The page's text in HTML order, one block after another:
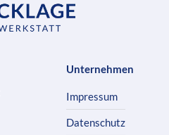
Unternehmen
Impressum
Datenschutz